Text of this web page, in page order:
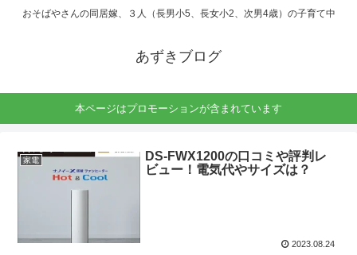
おそばやさんの同居嫁、３人（長男小5、長女小2、次男4歳）の子育て中
あずきブログ
本ページはプロモーションが含まれています
家電
DS-FWX1200の口コミや評判レ
ビュー！電気代やサイズは？
2023.08.24